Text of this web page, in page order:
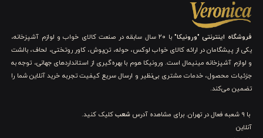
پرکاربرد آشپزخانه شما تبدیل شود. اگر به دنبال یک
استیل با دسته چوبی
برای استفاده روزمره مناسب باشد، این مدل ۴۰ سانتی ورونیکا
می‌تواند انتخابی مطمئن برای آشپزخانه شما باشد.
ویژگی هایی دارد؟
جنس بدنه و کیفیت ساخت
فروشگاه اینترنتی "ورونیکا"
با ۲۰ سال سابقه در صنعت کالای خواب و لوازم آشپزخانه،
یکی از پیشگامان در ارائه کالای خواب لوکس، حوله، تن‌پوش، کاور روتختی، لحاف، بالشت
و لوازم آشپزخانه مینیمال است. ورونیکا هوم با بهره‌گیری از استانداردهای جهانی، توجه به
جزئیات محصول، خدمات مشتری بی‌نظیر و ارسال سریع کیفیت تجربه خرید آنلاین شما را
تضمین می‌کند.
با 9 شعبه فعال در تهران. برای مشاهده آدرس شعبکلیک کنید.
آنلاین